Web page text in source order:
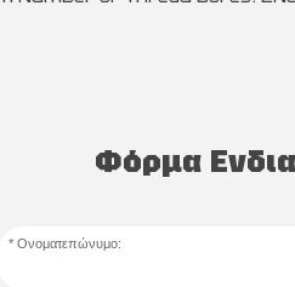
Φόρμα
Ονοματεπώνυμο: